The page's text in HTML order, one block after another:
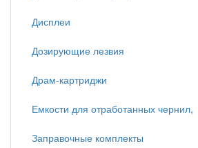
Дисплеи
Дозирующие лезвия
Драм-картриджи
Емкости для отработанных чернил,
Заправочные комплекты